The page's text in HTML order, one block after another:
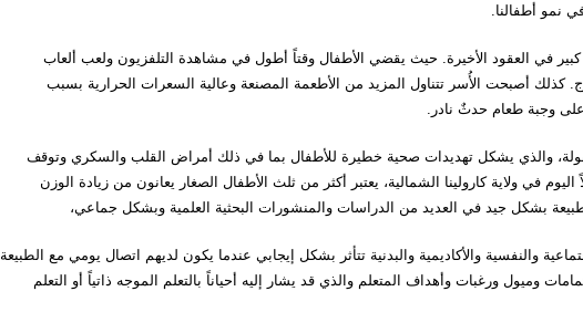
نمو أطفالنا.
في العقود الأخيرة. حيث يقضي الأطفال وقتاً أطول في مشاهدة التلفزيون ولعب ألعاب
كذلك أصبحت الأُسر تتناول المزيد من الأطعمة المصنعة وعالية السعرات الحرارية بسبب
وجبة طعام حدثٌ نادر.
والذي يشكل تهديدات صحية خطيرة للأطفال بما في ذلك أمراض القلب والسكري وتوقف
في ولاية كارولينا الشمالية، يعتبر أكثر من ثلث الأطفال الصغار يعانون من زيادة الوزن
بشكل جيد في العديد من الدراسات والمنشورات البحثية العلمية وبشكل جماعي،
والنفسية والأكاديمية والبدنية تتأثر بشكل إيجابي عندما يكون لديهم اتصال يومي مع الطبيعة
وميول ورغبات وأهداف المتعلم والذي قد يشار إليه أحياناً بالتعلم الموجه ذاتياً أو التعلم